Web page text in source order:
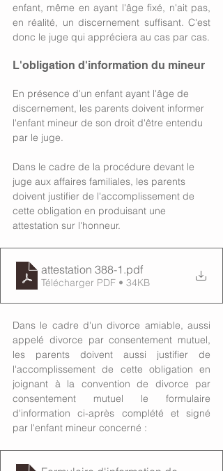
enfant, même en ayant l'âge fixé, n'ait pas,
en réalité, un discernement suffisant. C'est
L'obligation d'information du mineur
En présence d'un enfant ayant l'âge de
discernement, les parents doivent informer
l'enfant mineur de son droit d'être entendu
par le juge.
Dans le cadre de la procédure devant le
juge aux affaires familiales, les parents
doivent justifier de l'accomplissement de
cette obligation en produisant une
attestation sur l'honneur.
attestation 388-1 .pdf
Télécharger PDF • 34KB
Dans le cadre d'un divorce amiable, aussi
appelé divorce par consentement mutuel,
les parents doivent aussi justifier de
l'accomplissement de cette obligation en
joignant à la convention de divorce par
consentement mutuel le formulaire
d'information ci-après complété et signé
par l'enfant mineur concerné :